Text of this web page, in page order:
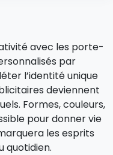
avec les porte-
par
l’identité unique
deviennent
Formes, couleurs,
pour donner vie
les esprits
quotidien.